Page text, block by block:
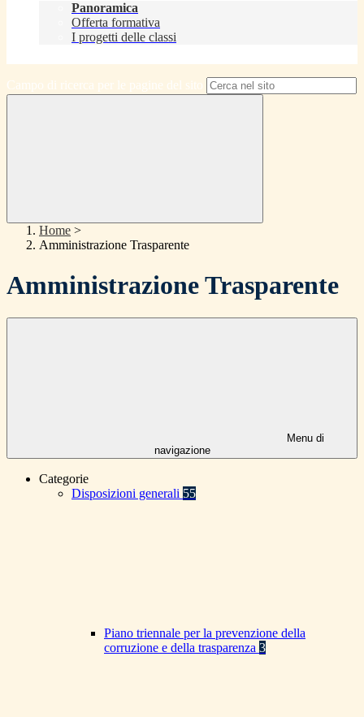
Panoramica
Offerta formativa
I progetti delle classi
Campo di ricerca per le pagine del sito
Home >
Amministrazione Trasparente
Amministrazione Trasparente
Menu di
navigazione
Categorie
Disposizioni generali 55
Piano triennale per la prevenzione della
corruzione e della trasparenza 3